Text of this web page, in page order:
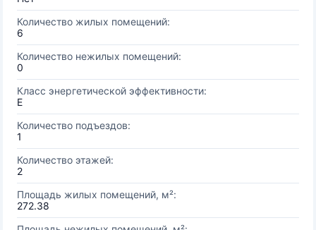
Количество жилых помещений:
6
Количество нежилых помещений:
0
Класс энергетической эффективности:
E
Количество подъездов:
1
Количество этажей:
2
Площадь жилых помещений, м²:
272.38